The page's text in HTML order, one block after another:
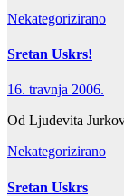
Nekategorizirano
Sretan Uskrs!
16. travnja 2006.
Od Ljudevita
Nekategorizirano
Sretan Uskrs